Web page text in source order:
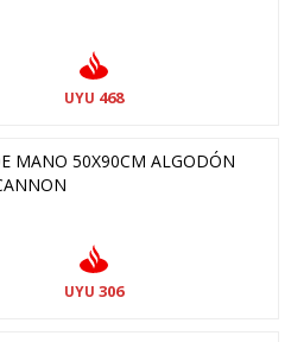
UYU 468
MANO 50X90CM ALGODÓN
UYU 306